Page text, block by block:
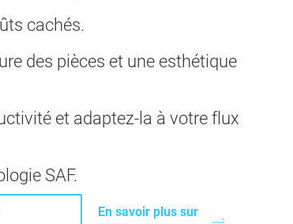
cachés.
des pièces et une esthétique
et adaptez-la à votre flux
SAF.
En savoir plus sur